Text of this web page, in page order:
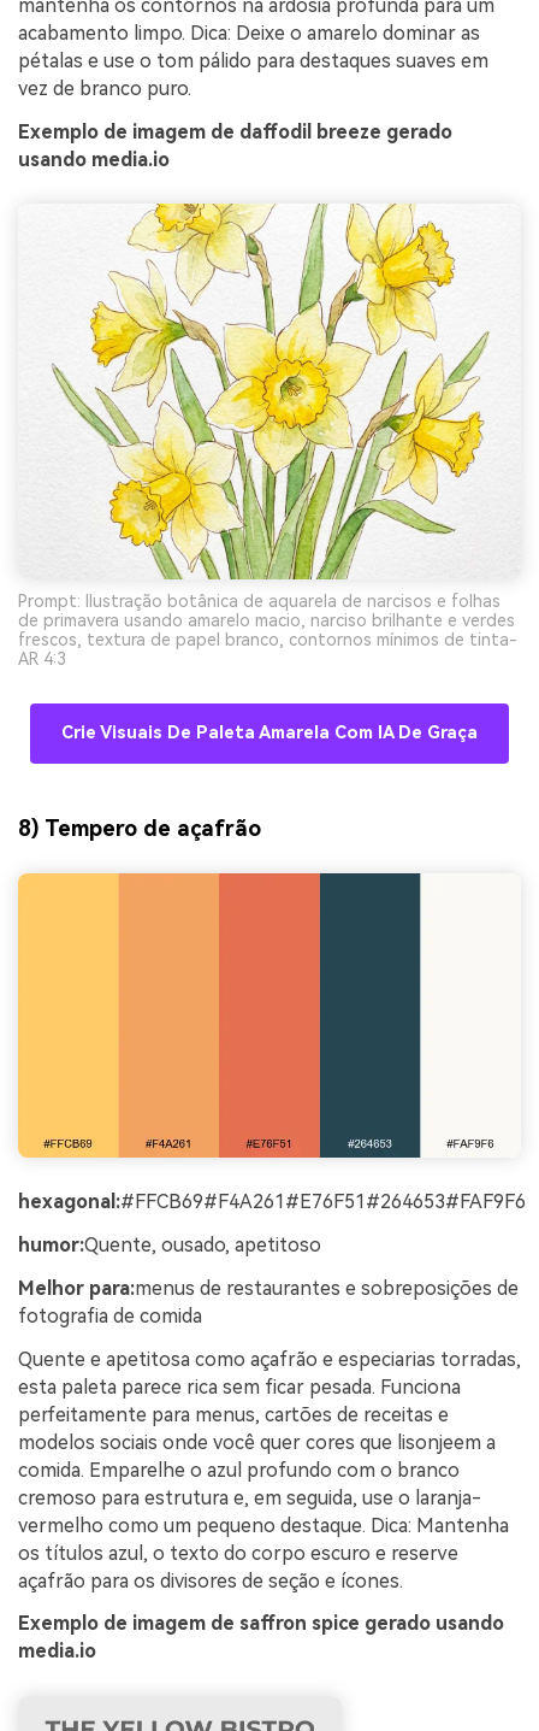
mantenha os contornos na ardósia profunda para um
acabamento limpo. Dica: Deixe o amarelo dominar as
pétalas e use o tom pálido para destaques suaves em
vez de branco puro.
Exemplo de imagem de daffodil breeze gerado
usando media.io
Prompt: Ilustração botânica de aquarela de narcisos e folhas
de primavera usando amarelo macio, narciso brilhante e verdes
frescos, textura de papel branco, contornos mínimos de tinta-
AR 4:3
Crie Visuais De Paleta Amarela Com IA De Graça
8) Tempero de açafrão
hexagonal:#FFCB69#F4A261#E76F51#264653#FAF9F6
humor:Quente, ousado, apetitoso
Melhor para:menus de restaurantes e sobreposições de
fotografia de comida
Quente e apetitosa como açafrão e especiarias torradas,
esta paleta parece rica sem ficar pesada. Funciona
perfeitamente para menus, cartões de receitas e
modelos sociais onde você quer cores que lisonjeem a
comida. Emparelhe o azul profundo com o branco
cremoso para estrutura e, em seguida, use o laranja-
vermelho como um pequeno destaque. Dica: Mantenha
os títulos azul, o texto do corpo escuro e reserve
açafrão para os divisores de seção e ícones.
Exemplo de imagem de saffron spice gerado usando
media.io